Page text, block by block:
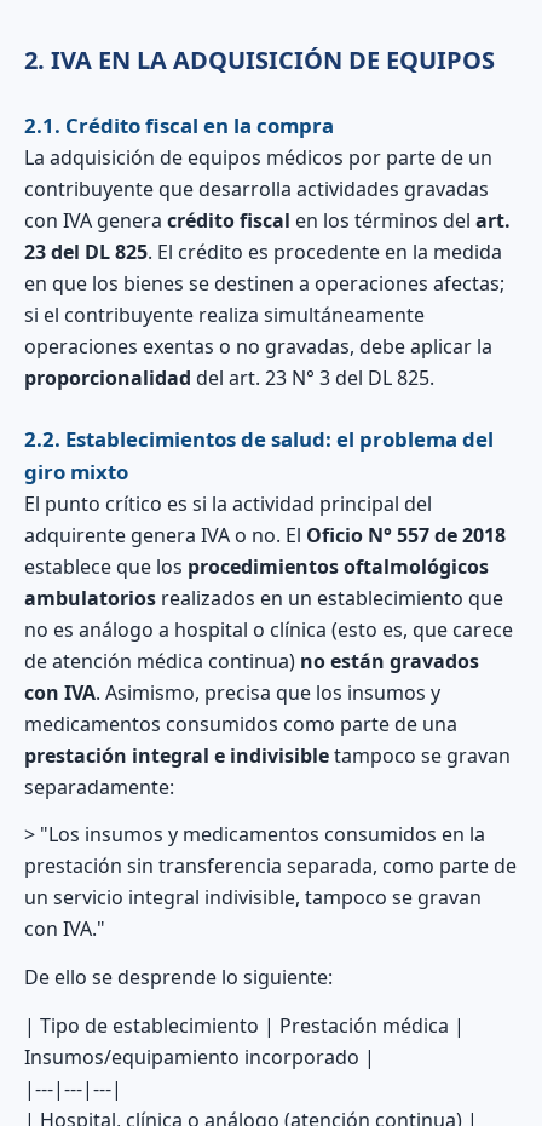
2. IVA EN LA ADQUISICIÓN DE EQUIPOS
2.1. Crédito fiscal en la compra
La adquisición de equipos médicos por parte de un
contribuyente que desarrolla actividades gravadas
con IVA genera crédito fiscal en los términos del art.
23 del DL 825. El crédito es procedente en la medida
en que los bienes se destinen a operaciones afectas;
si el contribuyente realiza simultáneamente
operaciones exentas o no gravadas, debe aplicar la
proporcionalidad del art. 23 N° 3 del DL 825.
2.2. Establecimientos de salud: el problema del
giro mixto
El punto crítico es si la actividad principal del
adquirente genera IVA o no. El Oficio N° 557 de 2018
establece que los procedimientos oftalmológicos
ambulatorios realizados en un establecimiento que
no es análogo a hospital o clínica (esto es, que carece
de atención médica continua) no están gravados
con IVA. Asimismo, precisa que los insumos y
medicamentos consumidos como parte de una
prestación integral e indivisibletampoco se gravan
separadamente:
> "Los insumos y medicamentos consumidos en la
prestación sin transferencia separada, como parte de
un servicio integral indivisible, tampoco se gravan
con IVA."
De ello se desprende lo siguiente:
| Tipo de establecimiento | Prestación médica |
Insumos/equipamiento incorporado |
|---|---|---|
| Hospital, clínica o análogo (atención continua) |